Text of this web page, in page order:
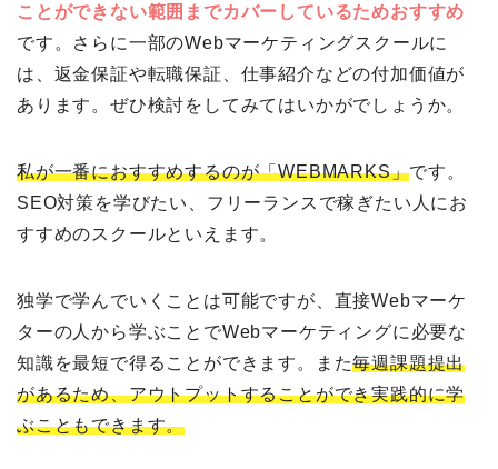
ことができない範囲までカバーしているためおすすめ
です。さらに一部のWebマーケティングスクールに
は、返金保証や転職保証、仕事紹介などの付加価値が
あります。ぜひ検討をしてみてはいかがでしょうか。
私が一番におすすめするのが「WEBMARKS」です。
SEO対策を学びたい、フリーランスで稼ぎたい人にお
すすめのスクールといえます。
独学で学んでいくことは可能ですが、直接Webマーケ
ターの人から学ぶことでWebマーケティングに必要な
知識を最短で得ることができます。また毎週課題提出
があるため、アウトプットすることができ実践的に学
ぶこともできます。